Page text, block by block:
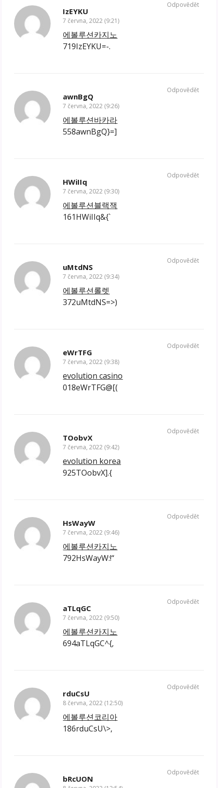
IzEYKU
7 června, 2022 (9:21)
에볼루션카지노
719IzEYKU=-.
Odpovědět
awnBgQ
7 června, 2022 (9:26)
에볼루션바카라
558awnBgQ}=]
Odpovědět
HWiIIq
7 června, 2022 (9:30)
에볼루션블랙잭
161HWiIIq&{`
Odpovědět
uMtdNS
7 června, 2022 (9:34)
에볼루션롤렛
372uMtdNS=>)
Odpovědět
eWrTFG
7 června, 2022 (9:38)
evolution casino
018eWrTFG@[(
Odpovědět
TOobvX
7 června, 2022 (9:42)
evolution korea
925TOobvX].{
Odpovědět
HsWayW
7 června, 2022 (9:46)
에볼루션카지노
792HsWayW:!“
Odpovědět
aTLqGC
7 června, 2022 (9:50)
에볼루션카지노
694aTLqGC^{‚
Odpovědět
rduCsU
8 června, 2022 (12:50)
에볼루션코리아
186rduCsU\>,
Odpovědět
bRcUON
Odpovědět